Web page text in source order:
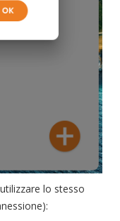
lo stesso